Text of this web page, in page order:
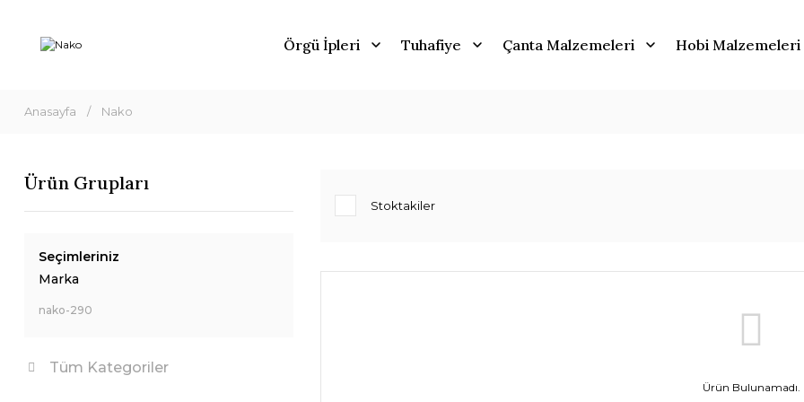
Örgü İpleri Tuhafiye Çanta Malzemeleri Hobi Malzemeleri
Anasayfa Nako
Ürün Grupları
Seçimleriniz
Marka
nako-290
Tüm Kategoriler
Stoktakiler
Ürün Bulunamadı.